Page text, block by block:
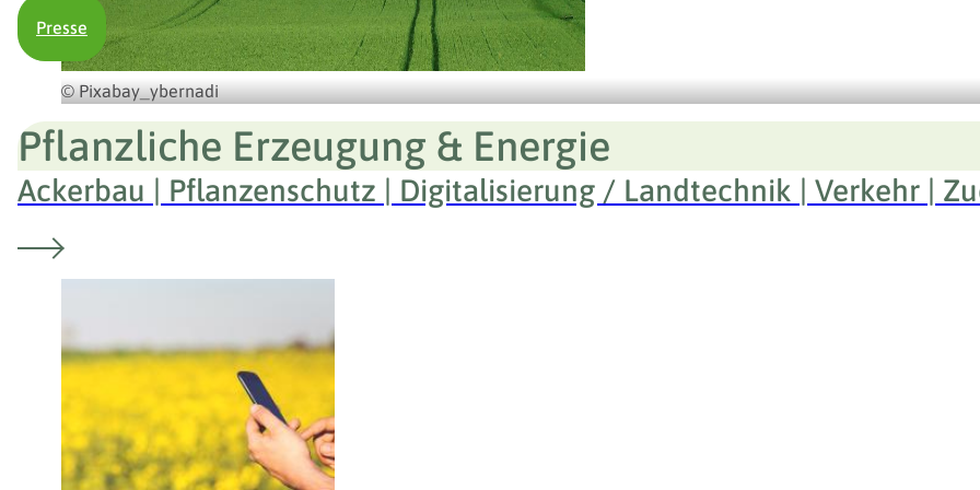
Presse
© Pixabay_ybernadi
Pflanzliche Erzeugung & Energie
Ackerbau | Pflanzenschutz | Digitalisierung / Landtechnik | Verkehr |